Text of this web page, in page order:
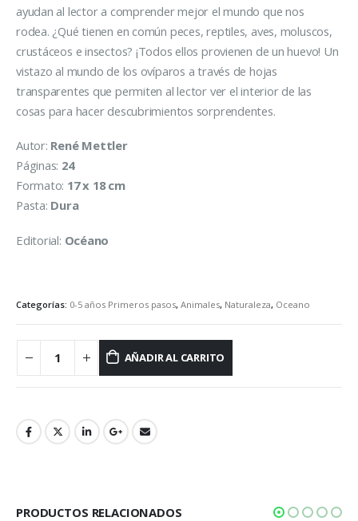
ayudan al lector a comprender mejor el mundo que nos
rodea. ¿Qué tienen en común peces, reptiles, aves, moluscos,
crustáceos e insectos? ¡Todos ellos provienen de un huevo! Un
vistazo al mundo de los ovíparos a través de hojas
transparentes que permiten al lector ver el interior de las
cosas para hacer descubrimientos sorprendentes.
Autor: René Mettler
Páginas: 24
Formato: 17 x 18 cm
Pasta: Dura
Editorial: Océano
Categorías: 0-5 años Primeros pasos, Animales, Naturaleza, Oceano
AÑADIR AL CARRITO
PRODUCTOS RELACIONADOS